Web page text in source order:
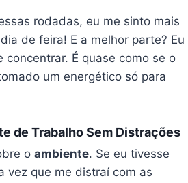
rodadas, eu me sinto mais
de feira! E a melhor parte? Eu
concentrar. É quase como se o
um energético só para
de Trabalho Sem Distrações
oambiente. Se eu tivesse
vez que me distraí com as